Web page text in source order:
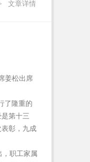
文章详情
姜松出席
了隆重的
第十三
彰，九成
职工家属